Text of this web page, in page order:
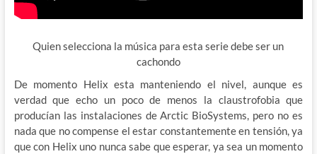
Quien selecciona la música para esta serie debe ser un
cachondo
De momento Helix esta manteniendo el nivel, aunque es
verdad que echo un poco de menos la claustrofobia que
producían las instalaciones de Arctic BioSystems, pero no es
nada que no compense el estar constantemente en tensión, ya
que con Helix uno nunca sabe que esperar, ya sea un momento